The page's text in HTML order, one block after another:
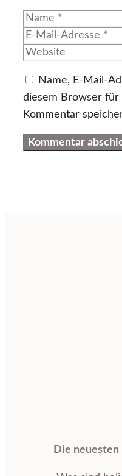
Name
Name, E-Mail-
diesem Browser für
Kommentar
Die